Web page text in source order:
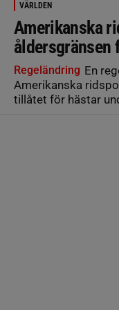
VÄRLDEN
Amerikanska
åldersgränsen
Regeländring En
Amerikanska
tillåtet för hästar